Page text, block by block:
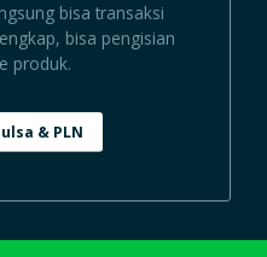
bisa transaksi
bisa pengisian
produk.
& PLN